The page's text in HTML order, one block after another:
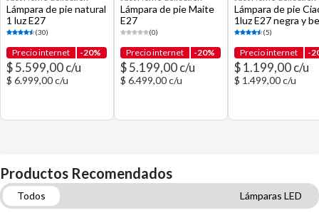
Lámpara de pie natural
1 luz E27
(30)
Precio internet -20%
$ 5.599,00 c/u
$ 6.999,00 c/u
Lámpara de pie Maite
E27
(0)
Precio internet -20%
$ 5.199,00 c/u
$ 6.499,00 c/u
Lámpara de pie
1luz E27 negra y
(5)
Precio internet -
$ 1.199,00 c/u
$ 1.499,00 c/u
Productos Recomendados
Todos
Lámparas LED